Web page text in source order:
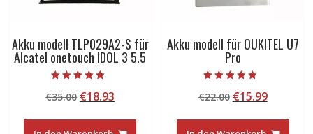
Akku modell TLP029A2-S für
Alcatel onetouch IDOL 3 5.5
5.00
von 5
€35.00 Ursprünglicher
war:
€18.93
ist:
Akku modell für OUKITEL U7
Pro
5.00
von 5
€22.00 Ursprünglicher
war:
€15.99
ist: